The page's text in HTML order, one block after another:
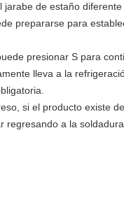
de estaño
prepararse para
presionar S para
lleva a la
si el producto existe
regresando a la